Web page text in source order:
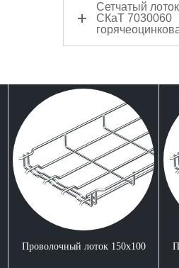
Сетчатый
СКаТ 7030060
Проволочный лоток 150x100